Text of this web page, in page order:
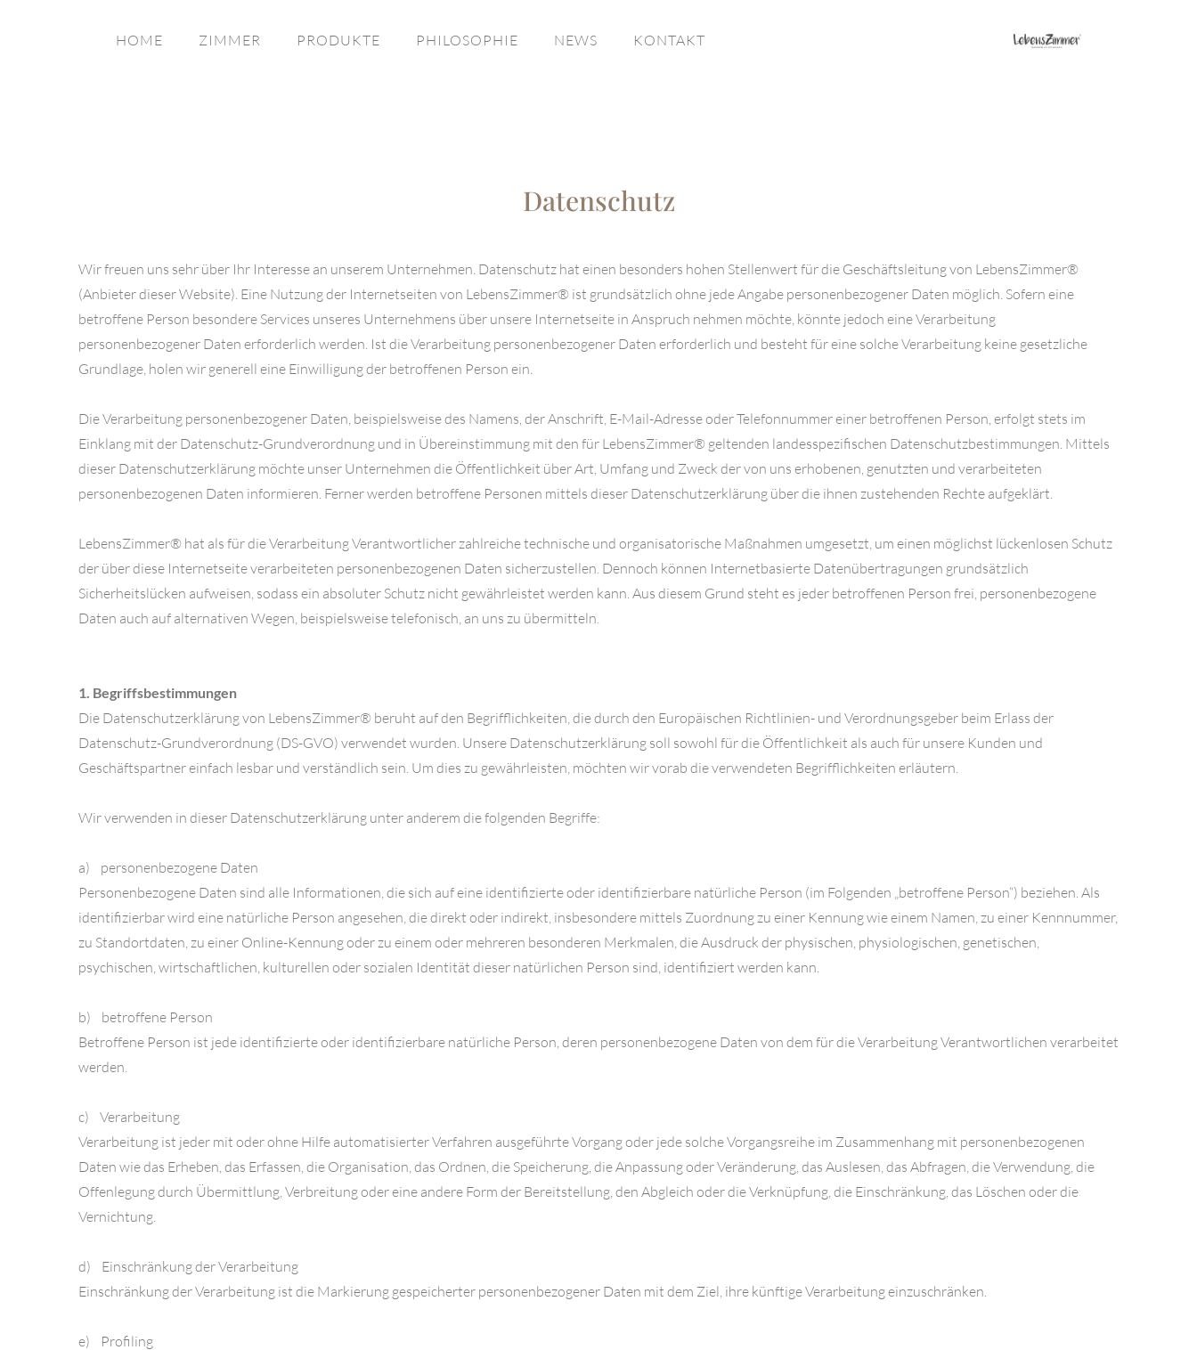
HOME ZIMMER PRODUKTE PHILOSOPHIE NEWS KONTAKT
Datenschutz
Wir freuen uns sehr über Ihr Interesse an unserem Unternehmen. Datenschutz hat einen besonders hohen Stellenwert für die Geschäftsleitung von LebensZimmer®
(Anbieter dieser Website). Eine Nutzung der Internetseiten von LebensZimmer® ist grundsätzlich ohne jede Angabe personenbezogener Daten möglich. Sofern eine
betroffene Person besondere Services unseres Unternehmens über unsere Internetseite in Anspruch nehmen möchte, könnte jedoch eine Verarbeitung
personenbezogener Daten erforderlich werden. Ist die Verarbeitung personenbezogener Daten erforderlich und besteht für eine solche Verarbeitung keine gesetzliche
Grundlage, holen wir generell eine Einwilligung der betroffenen Person ein.
Die Verarbeitung personenbezogener Daten, beispielsweise des Namens, der Anschrift, E-Mail-Adresse oder Telefonnummer einer betroffenen Person, erfolgt stets im
Einklang mit der Datenschutz-Grundverordnung und in Übereinstimmung mit den für LebensZimmer® geltenden landesspezifischen Datenschutzbestimmungen. Mittels
dieser Datenschutzerklärung möchte unser Unternehmen die Öffentlichkeit über Art, Umfang und Zweck der von uns erhobenen, genutzten und verarbeiteten
personenbezogenen Daten informieren. Ferner werden betroffene Personen mittels dieser Datenschutzerklärung über die ihnen zustehenden Rechte aufgeklärt.
LebensZimmer® hat als für die Verarbeitung Verantwortlicher zahlreiche technische und organisatorische Maßnahmen umgesetzt, um einen möglichst lückenlosen Schutz
der über diese Internetseite verarbeiteten personenbezogenen Daten sicherzustellen. Dennoch können Internetbasierte Datenübertragungen grundsätzlich
Sicherheitslücken aufweisen, sodass ein absoluter Schutz nicht gewährleistet werden kann. Aus diesem Grund steht es jeder betroffenen Person frei, personenbezogene
Daten auch auf alternativen Wegen, beispielsweise telefonisch, an uns zu übermitteln.
1. Begriffsbestimmungen
Die Datenschutzerklärung von LebensZimmer® beruht auf den Begrifflichkeiten, die durch den Europäischen Richtlinien- und Verordnungsgeber beim Erlass der
Datenschutz-Grundverordnung (DS-GVO) verwendet wurden. Unsere Datenschutzerklärung soll sowohl für die Öffentlichkeit als auch für unsere Kunden und
Geschäftspartner einfach lesbar und verständlich sein. Um dies zu gewährleisten, möchten wir vorab die verwendeten Begrifflichkeiten erläutern.
Wir verwenden in dieser Datenschutzerklärung unter anderem die folgenden Begriffe:
a) personenbezogene Daten
Personenbezogene Daten sind alle Informationen, die sich auf eine identifizierte oder identifizierbare natürliche Person (im Folgenden „betroffene Person“) beziehen. Als
identifizierbar wird eine natürliche Person angesehen, die direkt oder indirekt, insbesondere mittels Zuordnung zu einer Kennung wie einem Namen, zu einer Kennnummer,
zu Standortdaten, zu einer Online-Kennung oder zu einem oder mehreren besonderen Merkmalen, die Ausdruck der physischen, physiologischen, genetischen,
psychischen, wirtschaftlichen, kulturellen oder sozialen Identität dieser natürlichen Person sind, identifiziert werden kann.
b) betroffene Person
Betroffene Person ist jede identifizierte oder identifizierbare natürliche Person, deren personenbezogene Daten von dem für die Verarbeitung Verantwortlichen verarbeitet
werden.
c) Verarbeitung
Verarbeitung ist jeder mit oder ohne Hilfe automatisierter Verfahren ausgeführte Vorgang oder jede solche Vorgangsreihe im Zusammenhang mit personenbezogenen
Daten wie das Erheben, das Erfassen, die Organisation, das Ordnen, die Speicherung, die Anpassung oder Veränderung, das Auslesen, das Abfragen, die Verwendung, die
Offenlegung durch Übermittlung, Verbreitung oder eine andere Form der Bereitstellung, den Abgleich oder die Verknüpfung, die Einschränkung, das Löschen oder die
Vernichtung.
d) Einschränkung der Verarbeitung
Einschränkung der Verarbeitung ist die Markierung gespeicherter personenbezogener Daten mit dem Ziel, ihre künftige Verarbeitung einzuschränken.
e) Profiling